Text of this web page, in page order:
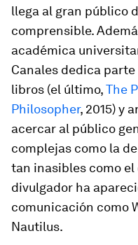
llega al gran público
comprensible.
académica
Canales dedica
libros (el último,The
Philosopher, 2015) y
acercar al público
complejas como la
tan inasibles como
divulgador ha
comunicación como
Nautilus.